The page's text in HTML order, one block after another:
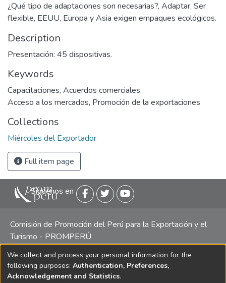
¿Qué tipo de adaptaciones son necesarias?, Adaptar, Ser
flexible, EEUU, Europa y Asia exigen empaques ecológicos.
Description
Presentación: 45 dispositivas.
Keywords
Capacitaciones, Acuerdos comerciales,
Acceso a los mercados, Promoción de la exportaciones
Collections
Miércoles del Exportador
Full item page
Siguenos en
Comisión de Promoción del Perú para la Exportación y el
Turismo - PROMPERÚ
Central telefónica: (511) 616 7300 / 616 7400 Calle Uno
Oeste 50, Edificio Mincetur, Pisos 13 y 14, San Isidro -
We collect and process your personal information for the
following purposes: Authentication, Preferences,
Acknowledgement and Statistics.